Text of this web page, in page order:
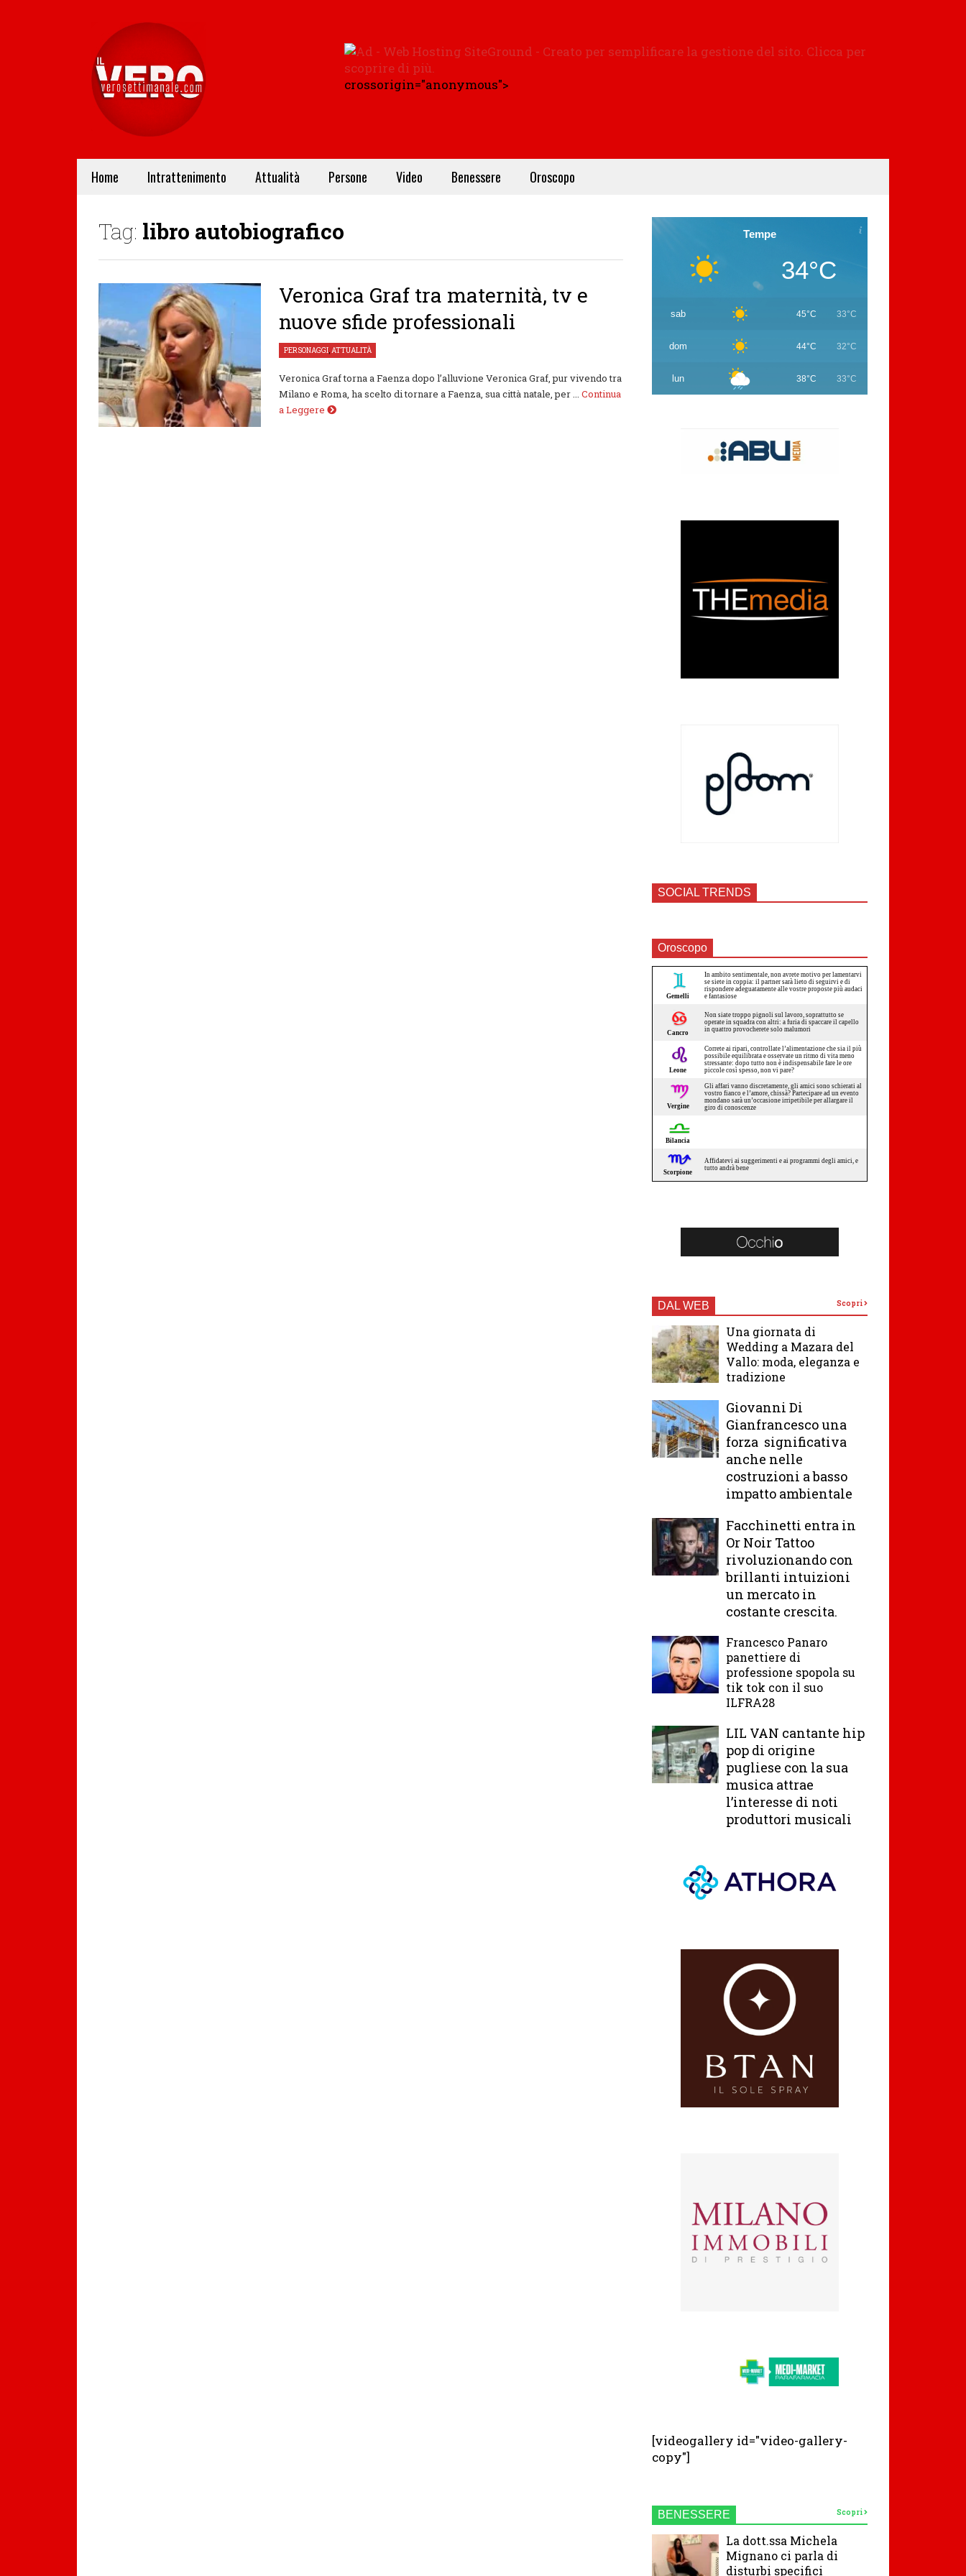
crossorigin="anonymous">
Home Intrattenimento Attualità Persone Video Benessere Oroscopo
Tag: libro autobiografico
Veronica Graf tra maternità, tv e
nuove sfide professionali
PERSONAGGI,ATTUALITÀ
Veronica Graf torna a Faenza dopo l’alluvione Veronica Graf, pur vivendo tra
Milano e Roma, ha scelto di tornare a Faenza, sua città natale, per ... Continua
a Leggere
Tempe
34°C
sab 45°C 33°C
dom 44°C 32°C
lun 38°C 33°C
SOCIAL TRENDS
Oroscopo
DAL WEB Scopri
Una giornata di
Wedding a Mazara del
Vallo: moda, eleganza e
tradizione
Giovanni Di
Gianfrancesco una
forza significativa
anche nelle
costruzioni a basso
impatto ambientale
Facchinetti entra in
Or Noir Tattoo
rivoluzionando con
brillanti intuizioni
un mercato in
costante crescita.
Francesco Panaro
panettiere di
professione spopola su
tik tok con il suo
ILFRA28
LIL VAN cantante hip
pop di origine
pugliese con la sua
musica attrae
l’interesse di noti
produttori musicali
[videogallery id="video-gallery-
copy"]
BENESSERE Scopri
La dott.ssa Michela
Mignano ci parla di
disturbi specifici